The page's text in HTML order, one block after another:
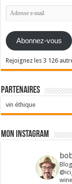
Adresse
e-
Abonnez-vous
Rejoignez les 3 126
Partenaires
vin éthique
Mon Instagram